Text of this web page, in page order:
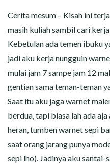
Cerita mesum – Kisah ini
masih kuliah sambil cari
Kebetulan ada temen ibuku
jadi aku kerja nungguin
mulai jam 7 sampe jam 12
gentian sama teman-teman
Saat itu aku jaga warnet
berdua, tapi biasa lah ada
heran, tumben warnet sepi
saat orang jarang punya
sepi lho). Jadinya aku
CERITA NAKAL
CERITA SPERMA
CERITA ANAK TIRI
CERITA HOT MAMA
CERITA TANTE SEXY